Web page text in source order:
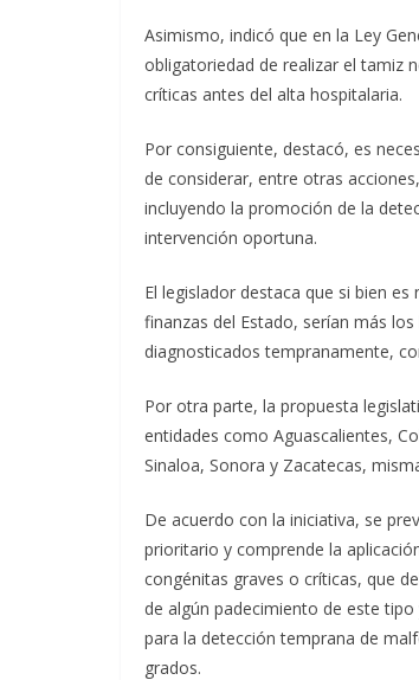
Asimismo, indicó que en la Ley
obligatoriedad de realizar el tamiz
críticas antes del alta hospitalaria.
Por consiguiente, destacó, es
de considerar, entre otras
incluyendo la promoción de la
intervención oportuna.
El legislador destaca que si bien
finanzas del Estado, serían más
diagnosticados tempranamente,
Por otra parte, la propuesta
entidades como Aguascalientes,
Sinaloa, Sonora y Zacatecas,
De acuerdo con la iniciativa, se
prioritario y comprende la
congénitas graves o críticas, que
de algún padecimiento de este
para la detección temprana de
grados.